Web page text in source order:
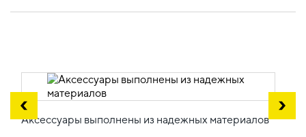
Аксессуары выполнены из надежных материалов